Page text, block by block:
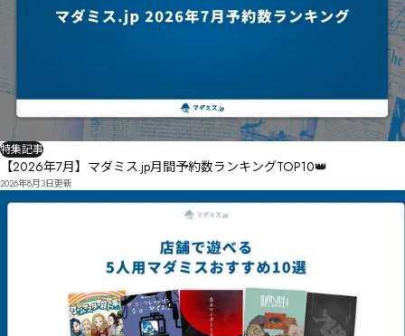
特集記事
【2026年7月】マダミス.jp月間予約数ランキングTOP10👑
2026年8月3日更新